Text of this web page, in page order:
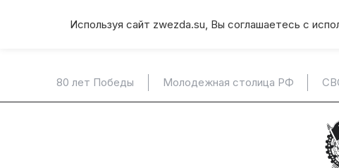
Используя сайт zwezda.su, Вы соглашаетесь с
80 лет Победы Молодежная столица РФ